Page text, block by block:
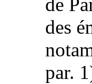
de
des
par.